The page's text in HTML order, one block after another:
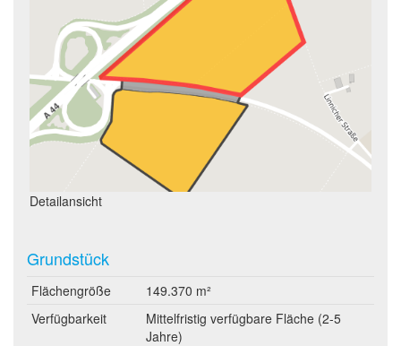
Detailansicht
Grundstück
Flächengröße
149.370 m²
Verfügbarkeit
Mittelfristig verfügbare Fläche (2-5
Jahre)